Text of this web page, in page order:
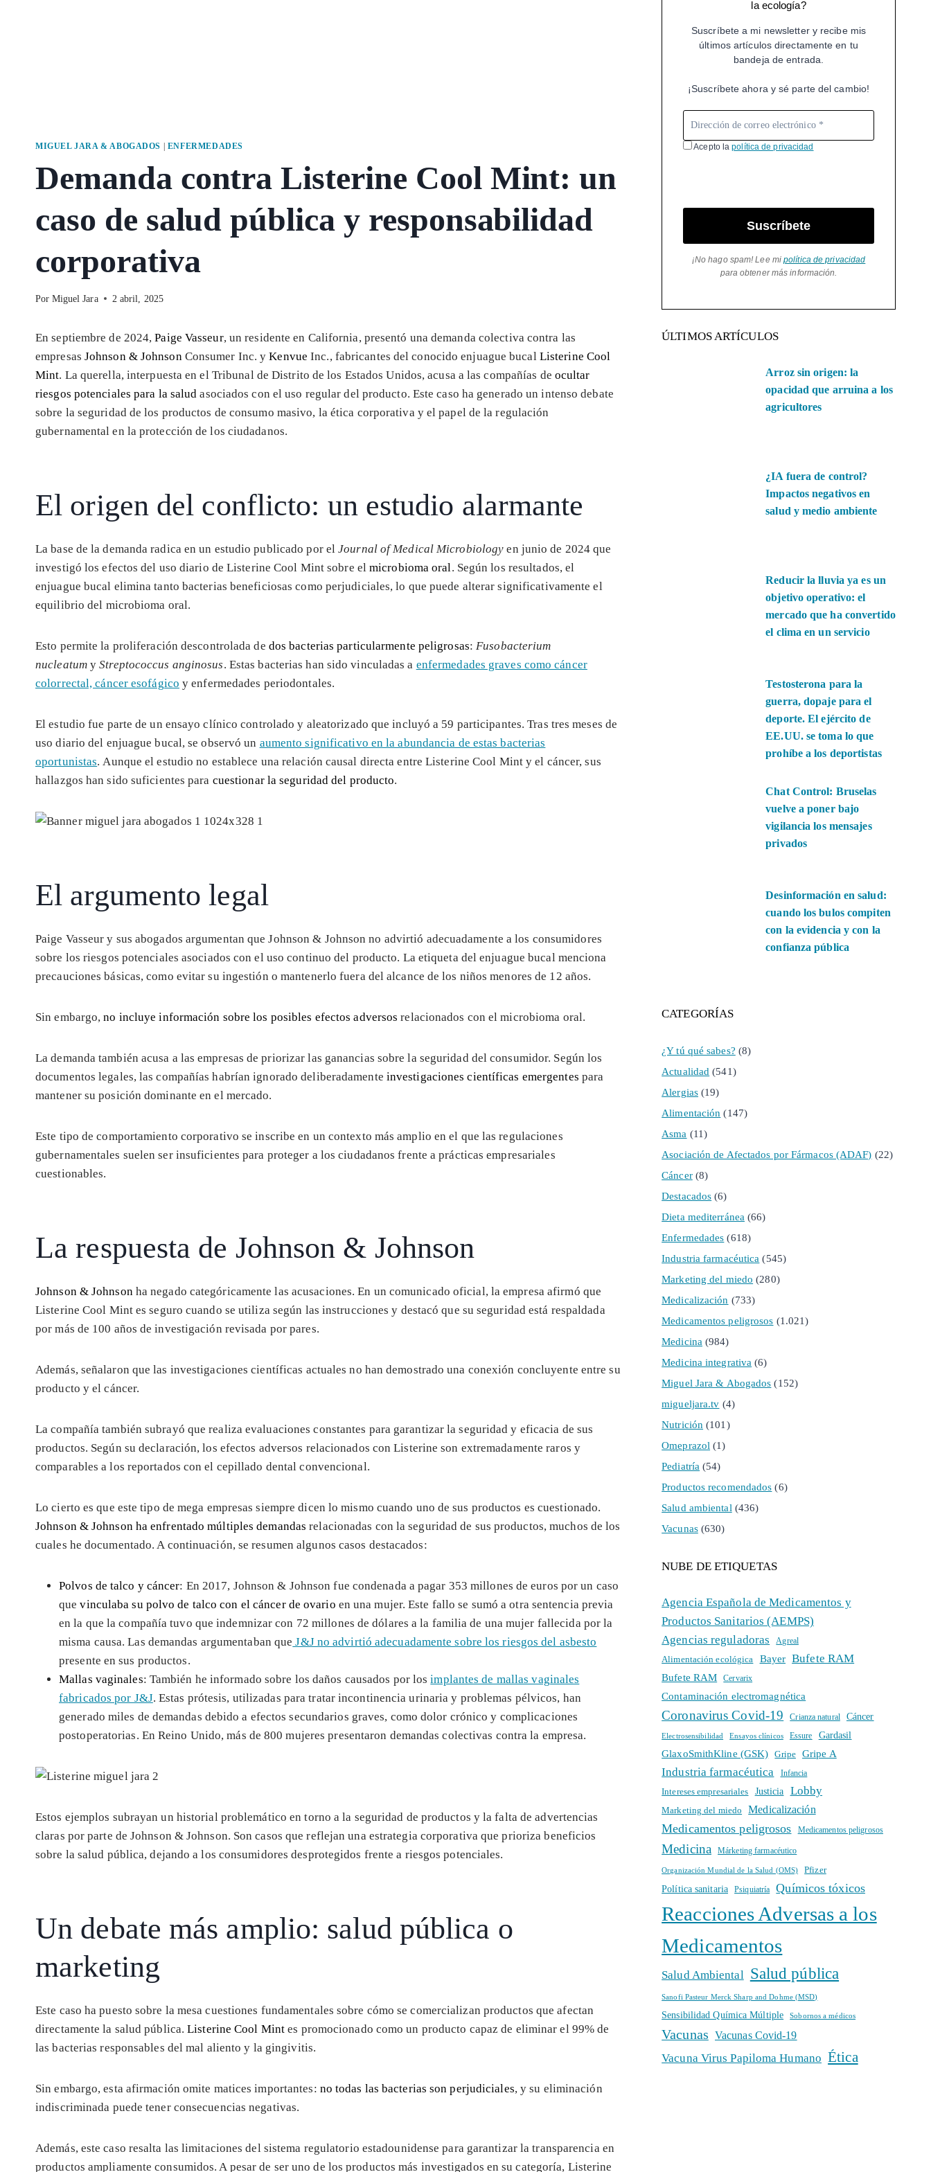
MIGUEL JARA & ABOGADOS ENFERMEDADES
Demanda contra Listerine Cool Mint: un
caso de salud pública y responsabilidad
corporativa
Por Miguel Jara 2 abril, 2025
En septiembre de 2024,Paige Vasseur, un residente en California, presentó una demanda colectiva contra las
empresas Johnson & JohnsonConsumer Inc. yKenvueInc., fabricantes del conocido enjuague bucal Listerine Cool
Mint. La querella, interpuesta en el Tribunal de Distrito de los Estados Unidos, acusa a las compañías de ocultar
riesgos potenciales para la salud asociados con el uso regular del producto. Este caso ha generado un intenso debate
sobre la seguridad de los productos de consumo masivo, la ética corporativa y el papel de la regulación
gubernamental en la protección de los ciudadanos.
El origen del conflicto: un estudio alarmante
La base de la demanda radica en un estudio publicado por elJournal of Medical Microbiology en junio de 2024 que
investigó los efectos del uso diario de Listerine Cool Mint sobre elmicrobioma oral. Según los resultados, el
enjuague bucal elimina tanto bacterias beneficiosas como perjudiciales, lo que puede alterar significativamente el
equilibrio del microbioma oral.
Esto permite la proliferación descontrolada de dos bacterias particularmente peligrosas:Fusobacterium
nucleatumyStreptococcus anginosus. Estas bacterias han sido vinculadas a enfermedades graves como cáncer
colorrectal, cáncer esofágico y enfermedades periodontales.
El estudio fue parte de un ensayo clínico controlado y aleatorizado que incluyó a 59 participantes. Tras tres meses de
uso diario del enjuague bucal, se observó un aumento significativo en la abundancia de estas bacterias
oportunistas. Aunque el estudio no establece una relación causal directa entre Listerine Cool Mint y el cáncer, sus
hallazgos han sido suficientes para cuestionar la seguridad del producto.
El argumento legal
Paige Vasseur y sus abogados argumentan que Johnson & Johnson no advirtió adecuadamente a los consumidores
sobre los riesgos potenciales asociados con el uso continuo del producto. La etiqueta del enjuague bucal menciona
precauciones básicas, como evitar su ingestión o mantenerlo fuera del alcance de los niños menores de 12 años.
Sin embargo,no incluye información sobre los posibles efectos adversos relacionados con el microbioma oral.
La demanda también acusa a las empresas de priorizar las ganancias sobre la seguridad del consumidor. Según los
documentos legales, las compañías habrían ignorado deliberadamente investigaciones científicas emergentes para
mantener su posición dominante en el mercado.
Este tipo de comportamiento corporativo se inscribe en un contexto más amplio en el que las regulaciones
gubernamentales suelen ser insuficientes para proteger a los ciudadanos frente a prácticas empresariales
cuestionables.
La respuesta de Johnson & Johnson
Johnson & Johnsonha negado categóricamente las acusaciones. En un comunicado oficial, la empresa afirmó que
Listerine Cool Mint es seguro cuando se utiliza según las instrucciones y destacó que su seguridad está respaldada
por más de 100 años de investigación revisada por pares.
Además, señalaron que las investigaciones científicas actuales no han demostrado una conexión concluyente entre su
producto y el cáncer.
La compañía también subrayó que realiza evaluaciones constantes para garantizar la seguridad y eficacia de sus
productos. Según su declaración, los efectos adversos relacionados con Listerine son extremadamente raros y
comparables a los reportados con el cepillado dental convencional.
Lo cierto es que este tipo de mega empresas siempre dicen lo mismo cuando uno de sus productos es cuestionado.
Johnson & Johnson ha enfrentado múltiples demandas relacionadas con la seguridad de sus productos, muchos de los
cuales he documentado. A continuación, se resumen algunos casos destacados:
Polvos de talco y cáncer: En 2017, Johnson & Johnson fue condenada a pagar 353 millones de euros por un caso
quevinculaba su polvo de talco con el cáncer de ovario en una mujer. Este fallo se sumó a otra sentencia previa
en la que la compañía tuvo que indemnizar con 72 millones de dólares a la familia de una mujer fallecida por la
misma causa. Las demandas argumentaban que J&J no advirtió adecuadamente sobre los riesgos del asbesto
presente en sus productos.
Mallas vaginales: También he informado sobre los daños causados por losimplantes de mallas vaginales
fabricados por J&J. Estas prótesis, utilizadas para tratar incontinencia urinaria y problemas pélvicos, han
generado miles de demandas debido a efectos secundarios graves, como dolor crónico y complicaciones
postoperatorias. En Reino Unido, más de 800 mujeres presentaron demandas colectivas contra la empresa.
Estos ejemplos subrayan un historial problemático en torno a la seguridad de productos y la falta de advertencias
claras por parte de Johnson & Johnson. Son casos que reflejan una estrategia corporativa que prioriza beneficios
sobre la salud pública, dejando a los consumidores desprotegidos frente a riesgos potenciales.
Un debate más amplio: salud pública o
marketing
Este caso ha puesto sobre la mesa cuestiones fundamentales sobre cómo se comercializan productos que afectan
directamente la salud pública.Listerine Cool Mint es promocionado como un producto capaz de eliminar el 99% de
las bacterias responsables del mal aliento y la gingivitis.
Sin embargo, esta afirmación omite matices importantes: no todas las bacterias son perjudiciales, y su eliminación
indiscriminada puede tener consecuencias negativas.
Además, este caso resalta las limitaciones del sistema regulatorio estadounidense para garantizar la transparencia en
productos ampliamente consumidos. A pesar de ser uno de los productos más investigados en su categoría, Listerine
la ecología?
Suscríbete a mi newsletter y recibe mis
últimos artículos directamente en tu
bandeja de entrada.
¡Suscríbete ahora y sé parte del cambio!
Acepto lapolítica de privacidad
Suscríbete
¡No hago spam! Lee mipolítica de privacidad
para obtener más información.
ÚLTIMOS ARTÍCULOS
Arroz sin origen: la
opacidad que arruina a los
agricultores
¿IA fuera de control?
Impactos negativos en
salud y medio ambiente
Reducir la lluvia ya es un
objetivo operativo: el
mercado que ha convertido
el clima en un servicio
Testosterona para la
guerra, dopaje para el
deporte. El ejército de
EE.UU. se toma lo que
prohíbe a los deportistas
Chat Control: Bruselas
vuelve a poner bajo
vigilancia los mensajes
privados
Desinformación en salud:
cuando los bulos compiten
con la evidencia y con la
confianza pública
CATEGORÍAS
¿Y tú qué sabes? (8)
Actualidad (541)
Alergias(19)
Alimentación (147)
Asma (11)
Asociación de Afectados por Fármacos (ADAF) (22)
Cáncer(8)
Destacados (6)
Dieta mediterránea (66)
Enfermedades (618)
Industria farmacéutica (545)
Marketing del miedo (280)
Medicalización (733)
Medicamentos peligrosos (1.021)
Medicina (984)
Medicina integrativa (6)
Miguel Jara & Abogados (152)
migueljara.tv (4)
Nutrición (101)
Omeprazol (1)
Pediatría (54)
Productos recomendados (6)
Salud ambiental (436)
Vacunas(630)
NUBE DE ETIQUETAS
Agencia Española de Medicamentos y
Productos Sanitarios (AEMPS)
Agencias reguladoras
Agreal
Alimentación ecológica Bayer Bufete RAM
Bufete RAM Cervarix
Contaminación electromagnética
Coronavirus Covid-19 Crianza natural Cáncer
Electrosensibilidad Ensayos clínicos Essure Gardasil
GlaxoSmithKline (GSK) Gripe Gripe A
Industria farmacéutica Infancia
Intereses empresariales Justicia Lobby
Marketing del miedo Medicalización
Medicamentos peligrosos Medicamentos peligrosos
Medicina Márketing farmacéutico
Organización Mundial de la Salud (OMS) Pfizer
Política sanitaria Psiquiatría Químicos tóxicos
Reacciones Adversas a los
Medicamentos
Salud Ambiental Salud pública
Sanofi Pasteur Merck Sharp and Dohme (MSD)
Sensibilidad Química Múltiple Sobornos a médicos
Vacunas Vacunas Covid-19
Vacuna Virus Papiloma Humano Ética